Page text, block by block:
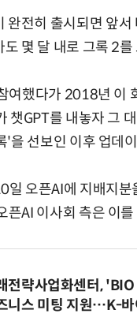
완전히 출시되면 앞
몇 달 내로 그록 2
여했다가 2018년 이
챗GPT를 내놓자 그
을 선보인 이후 업데
일 오픈AI에 지배지
픈AI 이사회 측은 이
전략사업화센터,
니스 미팅 지원…K-바